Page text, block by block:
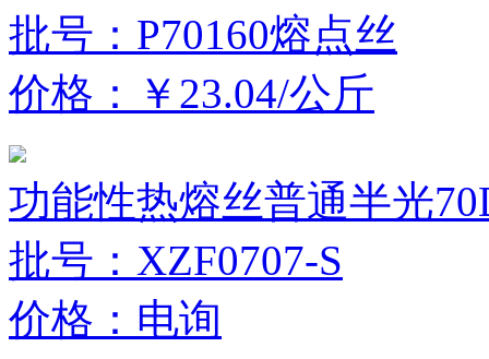
批号：P70160熔点丝
价格：￥23.04/公斤
功能性热熔丝普通半光
批号：XZF0707-S
价格：电询